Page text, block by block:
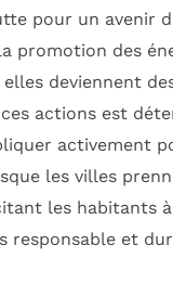
pour un avenir
promotion des
deviennent
actions est
activement
les villes
les habitants
responsable et